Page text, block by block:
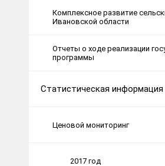
Комплексное развитие
Ивановской области
Отчеты о ходе реализации
программы
Статистическая информация
Ценовой мониторинг
2017 год